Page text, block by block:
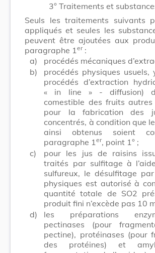
3° Traitements et
Seuls les traitements suivants
appliqués et seules les
peuvent être ajoutées aux
paragraphe 1 er:
a)
procédés mécaniques
b)
procédés physiques usuels,
procédés d’extraction
« in line » - diffusion)
comestible des fruits
pour la fabrication des
concentrés, à condition que
ainsi obtenus soient
paragraphe 1er, point 1° ;
c)
pour les jus de raisins
traités par sulfitage à
sulfureux, le désulfitage
physiques est autorisé à
quantité totale de SO2
produit fini n’excède pas 10
d)
les préparations
pectinases (pour
pectine), protéinases (pour
des protéines) et